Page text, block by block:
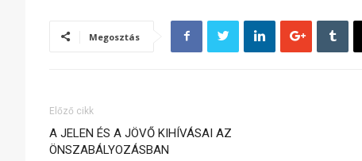
Megosztás
Előző cikk
A JELEN ÉS A JÖVŐ KIHÍVÁSAI AZ
ÖNSZABÁLYOZÁSBAN